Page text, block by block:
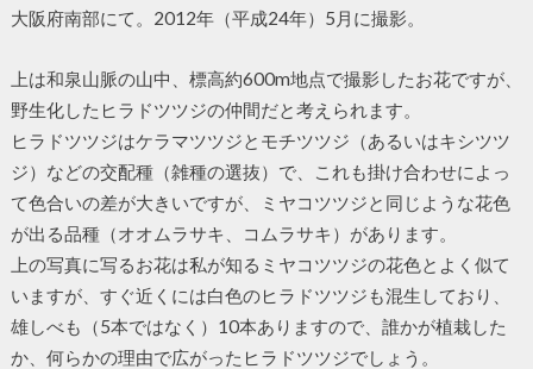
大阪府南部にて。2012年（平成24年）5月に撮影。
上は和泉山脈の山中、標高約600m地点で撮影したお花ですが、
野生化したヒラドツツジの仲間だと考えられます。
ヒラドツツジはケラマツツジとモチツツジ（あるいはキシツツ
ジ）などの交配種（雑種の選抜）で、これも掛け合わせによっ
て色合いの差が大きいですが、ミヤコツツジと同じような花色
が出る品種（オオムラサキ、コムラサキ）があります。
上の写真に写るお花は私が知るミヤコツツジの花色とよく似て
いますが、すぐ近くには白色のヒラドツツジも混生しており、
雄しべも（5本ではなく）10本ありますので、誰かが植栽した
か、何らかの理由で広がったヒラドツツジでしょう。